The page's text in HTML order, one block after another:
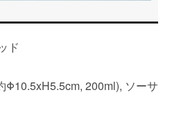
ド
Φ10.5xH5.5cm, 200ml), ソーサ